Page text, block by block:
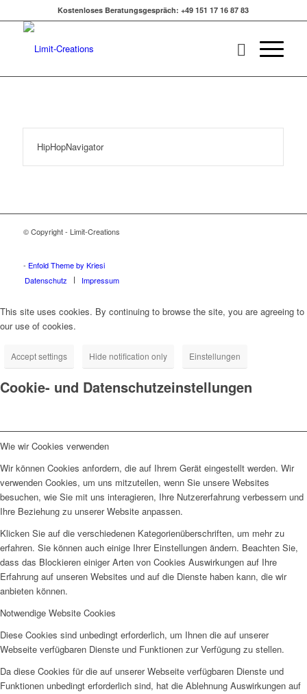
Kostenloses Beratungsgespräch: +49 151 17 16 87 83
HipHopNavigator
© Copyright - Limit-Creations
- Enfold Theme by Kriesi
Datenschutz
Impressum
This site uses cookies. By continuing to browse the site, you are agreeing to
our use of cookies.
Accept settings Hide notification only Einstellungen
Cookie- und Datenschutzeinstellungen
Wie wir Cookies verwenden
Wir können Cookies anfordern, die auf Ihrem Gerät eingestellt werden. Wir
verwenden Cookies, um uns mitzuteilen, wenn Sie unsere Websites
besuchen, wie Sie mit uns interagieren, Ihre Nutzererfahrung verbessern und
Ihre Beziehung zu unserer Website anpassen.
Klicken Sie auf die verschiedenen Kategorienüberschriften, um mehr zu
erfahren. Sie können auch einige Ihrer Einstellungen ändern. Beachten Sie,
dass das Blockieren einiger Arten von Cookies Auswirkungen auf Ihre
Erfahrung auf unseren Websites und auf die Dienste haben kann, die wir
anbieten können.
Notwendige Website Cookies
Diese Cookies sind unbedingt erforderlich, um Ihnen die auf unserer
Webseite verfügbaren Dienste und Funktionen zur Verfügung zu stellen.
Da diese Cookies für die auf unserer Webseite verfügbaren Dienste und
Funktionen unbedingt erforderlich sind, hat die Ablehnung Auswirkungen auf